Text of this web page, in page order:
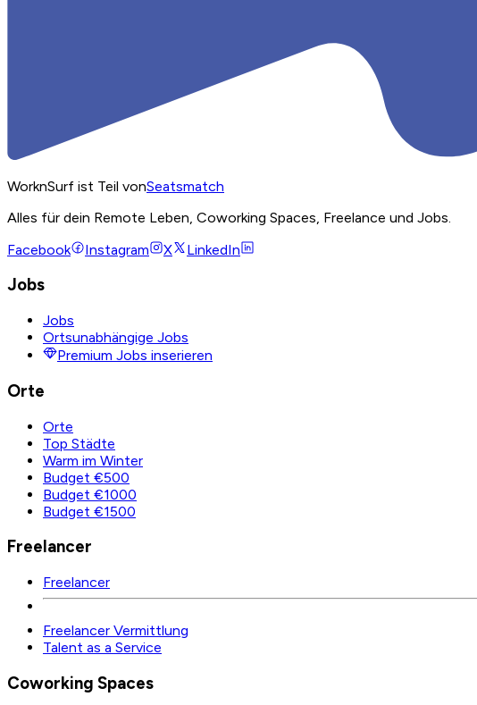
WorknSurf ist Teil vonSeatsmatch
Alles für dein Remote Leben, Coworking Spaces, Freelance und Jobs.
Facebook
Instagram X LinkedIn
Jobs
Jobs
Ortsunabhängige Jobs
Premium Jobs inserieren
Orte
Orte
Top Städte
Warm im Winter
Budget €500
Budget €1000
Budget €1500
Freelancer
Freelancer
Freelancer Vermittlung
Talent as a Service
Coworking Spaces